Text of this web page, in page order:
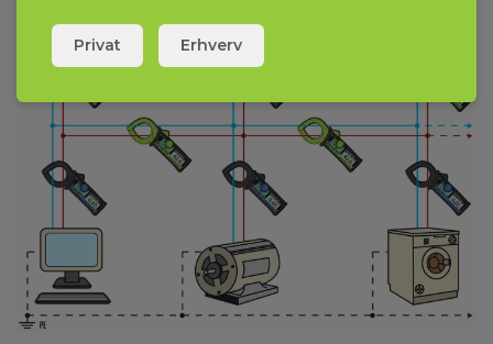
Privat Erhverv